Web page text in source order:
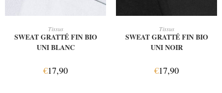
Tissus
SWEAT GRATTÉ FIN BIO
UNI BLANC
€17,90
Tissus
SWEAT GRATTÉ FIN BIO
UNI NOIR
€17,90